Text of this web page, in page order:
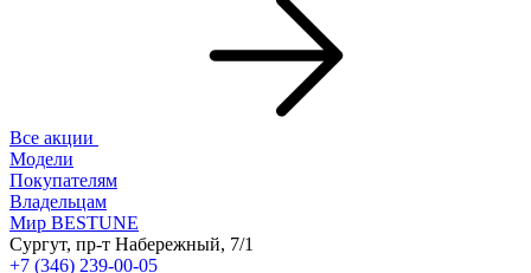
Все акции
Модели
Покупателям
Владельцам
Мир BESTUNE
Сургут, пр-т Набережный, 7/1
+7 (346) 239-00-05